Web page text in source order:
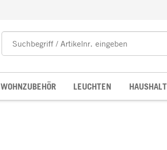
WOHNZUBEHÖR LEUCHTEN HAUSHALT